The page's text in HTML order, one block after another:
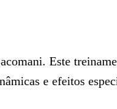
Este
e efeitos